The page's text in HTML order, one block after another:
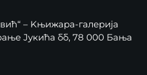
– Kњижара-галерија
Јукића бб, 78 000 Бања